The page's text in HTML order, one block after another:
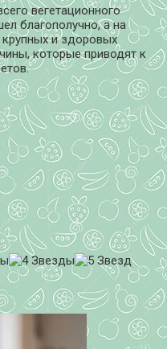
вегетационного
благополучно, а на
и здоровых
которые приводят к